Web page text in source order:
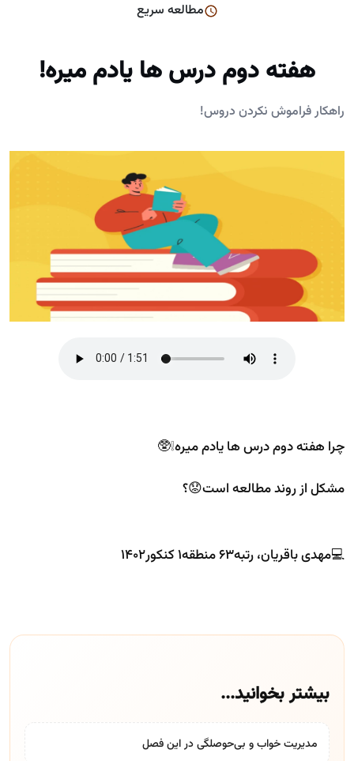
مطالعه سریع
هفته دوم درس ها یادم میره!
راهکار فراموش نکردن دروس!
چرا هفته دوم درس ها یادم میره❕🥸
مشکل از روند مطالعه است😟؟
💻مهدی باقریان، رتبه۶۳ منطقه۱ کنکور۱۴۰۲
بیشتر بخوانید...
مدیریت خواب و بی‌حوصلگی در این فصل